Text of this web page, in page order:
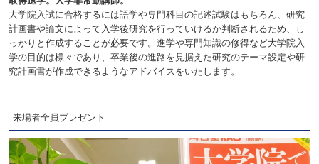
大学院入試に合格するには語学や専門科目の記述試験はもちろん、研究
計画書や論文によって入学後研究を行っていけるか判断されるため、し
っかりと作成することが必要です。進学や専門知識の修得など大学院入
学の目的は様々であり、卒業後の進路を見据えた研究のテーマ設定や研
究計画書が作成できるようなアドバイスをいたします。
来場者全員プレゼント